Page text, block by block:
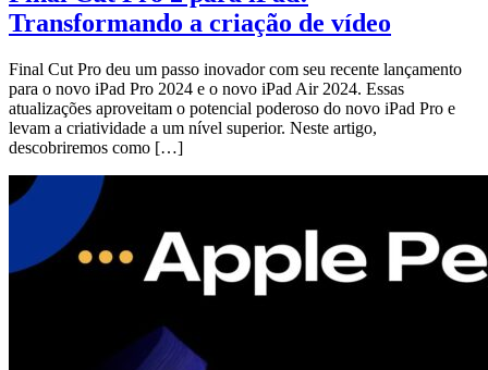
Transformando a criação de vídeo
Final Cut Pro deu um passo inovador com seu recente lançamento
para o novo iPad Pro 2024 e o novo iPad Air 2024. Essas
atualizações aproveitam o potencial poderoso do novo iPad Pro e
levam a criatividade a um nível superior. Neste artigo,
descobriremos como […]